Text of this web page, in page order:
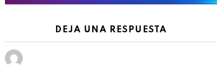
DEJA UNA RESPUESTA